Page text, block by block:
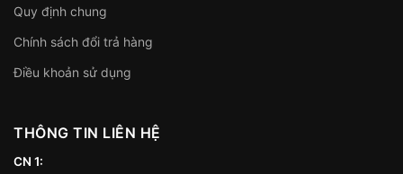
Quy định chung
Chính sách đổi trả hàng
Điều khoản sử dụng
THÔNG TIN LIÊN HỆ
CN 1: